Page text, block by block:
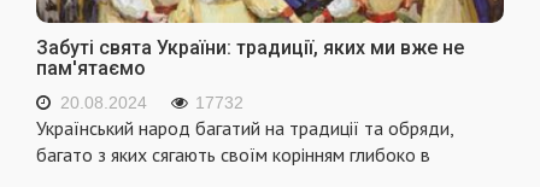
Забуті свята України: традиції, яких ми вже не
пам'ятаємо
20.08.2024 17732
Український народ багатий на традиції та обряди,
багато з яких сягають своїм корінням глибоко в